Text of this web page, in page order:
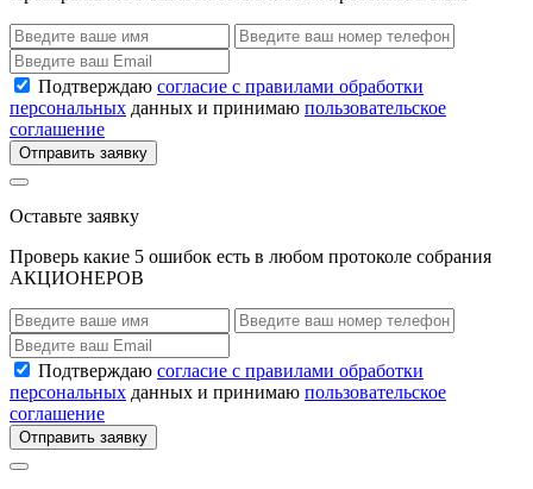
Подтверждаю согласие с правилами обработки
персональных данных и принимаю пользовательское
соглашение
Отправить заявку
Оставьте заявку
Проверь какие 5 ошибок есть в любом протоколе собрания
АКЦИОНЕРОВ
Подтверждаю согласие с правилами обработки
персональных данных и принимаю пользовательское
соглашение
Отправить заявку